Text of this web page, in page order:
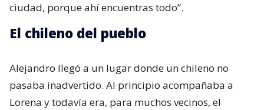
ciudad, porque ahí encuentras todo”.
El chileno del pueblo
Alejandro llegó a un lugar donde un chileno no
pasaba inadvertido. Al principio acompañaba a
Lorena y todavía era, para muchos vecinos, el